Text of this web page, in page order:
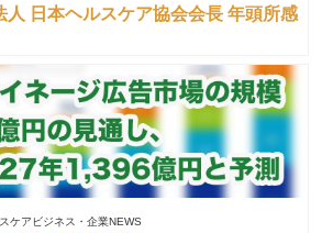
人 日本ヘルスケア協会会長 年頭所感
ケアビジネス・企業NEWS